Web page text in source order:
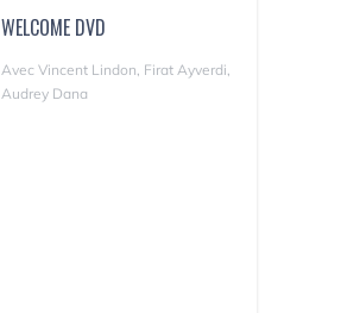
WELCOME DVD
Avec Vincent Lindon, Firat Ayverdi,
Audrey Dana